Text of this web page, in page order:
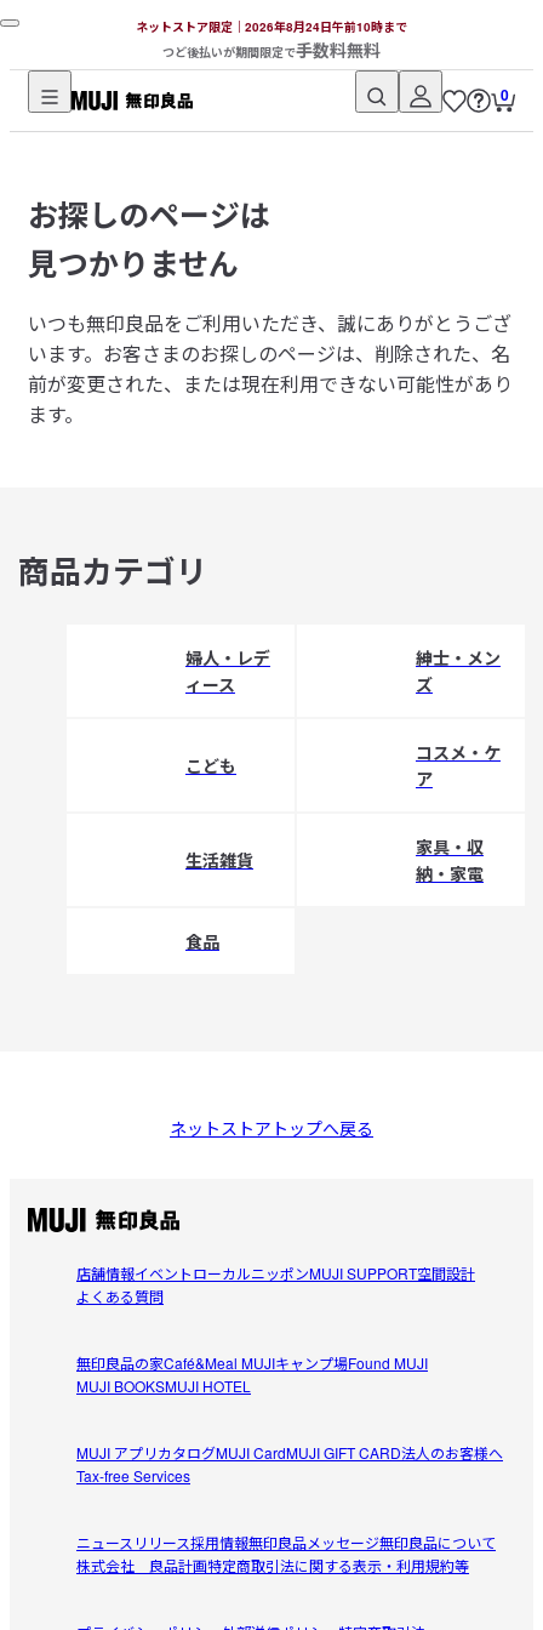
ネットストア限定｜2026年8月24日午前10時まで
つど後払いが期間限定で手数料無料
無
品
ネ
ッ
ト
ス
ト
ア
0
お探しのページは
見つかりません
いつも無印良品をご利用いただき、誠にありがとうござ
います。 お客さまのお探しのページは、削除された、名
前が変更された、または現在利用できない可能性があり
ます。
商品カテゴリ
婦人・レデ
ィース
紳士・メン
ズ
こども
コスメ・ケ
ア
生活雑貨
家具・収
納・家電
食品
ネットストアトップへ戻る
店舗情報イベントローカルニッポンMUJI SUPPORT空間設計
よくある質問
無印良品の家Café&Meal MUJIキャンプ場Found MUJI
MUJI BOOKSMUJI HOTEL
MUJI アプリカタログMUJI CardMUJI GIFT CARD法人のお客様へ
Tax-free Services
ニュースリリース採用情報無印良品メッセージ無印良品について
株式会社 良品計画特定商取引法に関する表示・利用規約等